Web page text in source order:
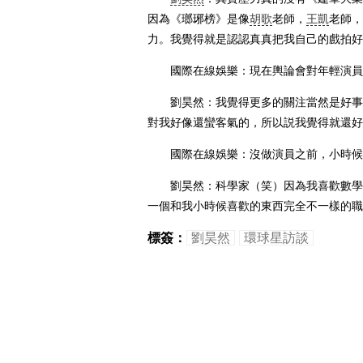
因為《瑯琊榜》是像胡歌老師， 王凱 老師
力。我覺得就是認認真真把我自己的戲拍
國際在線娛樂：現在輿論會對年輕演員
劉昊然：我覺得更多的關注當然是好事
對我好像還蠻客氣的，所以説我覺得就還
國際在線娛樂：沒做演員之前，小時候
劉昊然：科學家（笑）因為我喜歡數學
一個和我小時候喜歡的東西完全不一樣的
標簽： 劉昊然 環球星訪談